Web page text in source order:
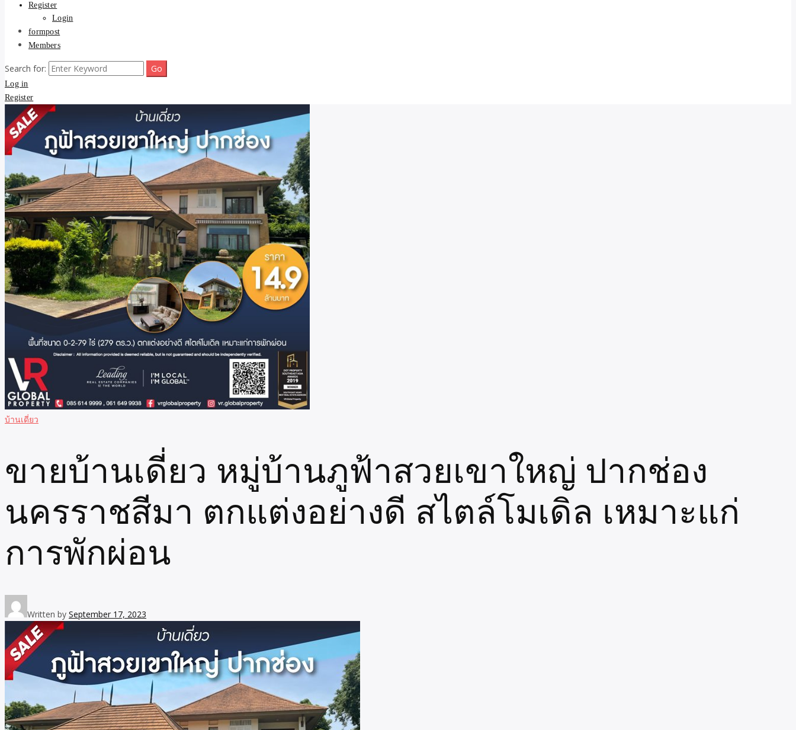
Register
Login
formpost
Members
Search for:
Log in
Register
บ้านเดี่ยว
ขายบ้านเดี่ยว หมู่บ้านภูฟ้าสวยเขาใหญ่ ปากช่อง
นครราชสีมา ตกแต่งอย่างดี สไตล์โมเดิล เหมาะแก่
การพักผ่อน
Written by September 17, 2023